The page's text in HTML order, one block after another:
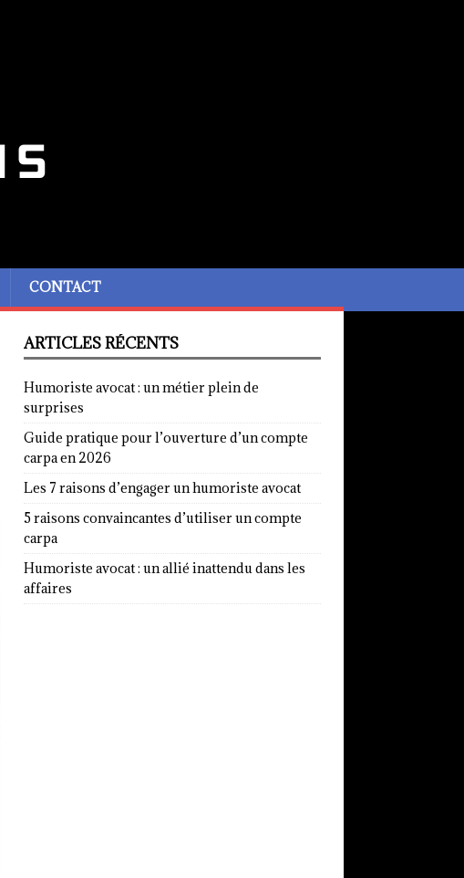
CONTACT
ARTICLES RÉCENTS
Humoriste avocat : un métier plein de
surprises
Guide pratique pour l’ouverture d’un compte
carpa en 2026
Les 7 raisons d’engager un humoriste avocat
5 raisons convaincantes d’utiliser un compte
carpa
Humoriste avocat : un allié inattendu dans les
affaires